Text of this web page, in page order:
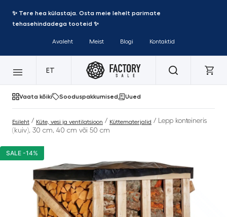
✨ Tere hea külastaja. Osta meie lehelt parimate
tehasehindadega tooteid ✨
Avaleht Meist Blogi Kontaktid
ET
Vaata kõiki Sooduspakkumised Uued
Esileht / Küte, vesi ja ventilatsioon / Küttematerjalid / Lepp konteineris
(kuiv), 30 cm, 40 cm või 50 cm
SALE -14%